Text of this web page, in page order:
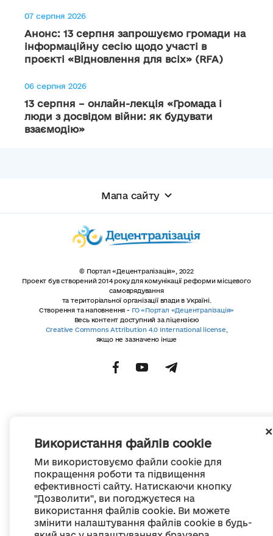
Використання файлів cookie
Ми використовуємо файли cookie для
покращення роботи та підвищення
ефективності сайту. Натискаючи кнопку
"Дозволити", ви погоджуєтеся на
використання файлів cookie. Ви можете
змінити налаштування файлів cookie в будь-
07 серпня 2026
Анонс: 13 серпня запрошуємо громади на
інформаційну сесію щодо участі в
проєкті «Відновлення для всіх» (RFA)
06 серпня 2026
13 серпня – онлайн-лекція «Громада і
люди з досвідом війни: як будувати
взаємодію»
Мапа сайту
© Портал «Децентралізація», 2022
Проект був створений 2014 року для комунікації реформи місцевого
самоврядування
та територіальної організації влади в Україні.
Створення та наповнення - ГО «Портал «Децентралізація»
Весь контент доступний за ліцензією
Creative Commons Attribution 4.0 International license,
якщо не зазначено інше